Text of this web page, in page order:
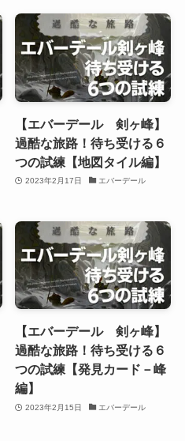
【エバーデール 剣ヶ峰】
過酷な旅路！待ち受ける６
つの試練【地図タイル編】
2023年2月17日 エバーデール
【エバーデール 剣ヶ峰】
過酷な旅路！待ち受ける６
つの試練【発見カード－峰
編】
2023年2月15日 エバーデール